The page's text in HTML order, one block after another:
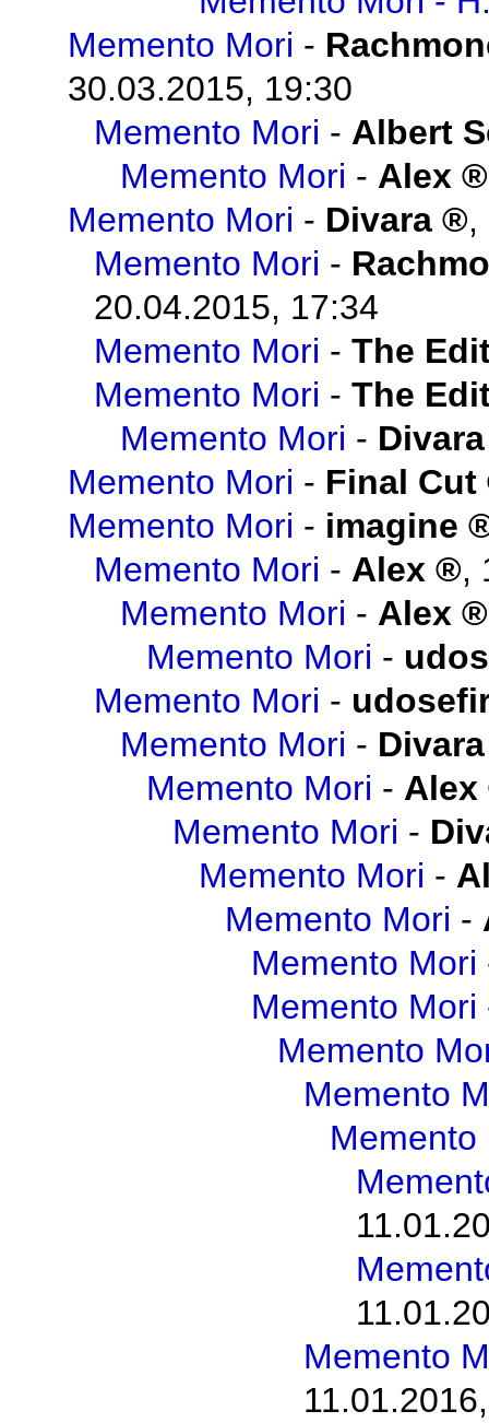
Memento Mori -
30.03.2015, 19:30
Memento Mori - Albert
Memento Mori - Alex
Memento Mori - Divara ,
Memento Mori -
20.04.2015, 17:34
Memento Mori - The
Memento Mori - The
Memento Mori - Divara
Memento Mori - Final Cut
Memento Mori - imagine
Memento Mori - Alex ,
Memento Mori - Alex
Memento Mori -
Memento Mori -
Memento Mori - Divara
Memento Mori - Alex
Memento Mori -
Memento Mori -
Memento Mori -
Memento Mori
Memento Mori
Memento
Memento
Memento
Memento